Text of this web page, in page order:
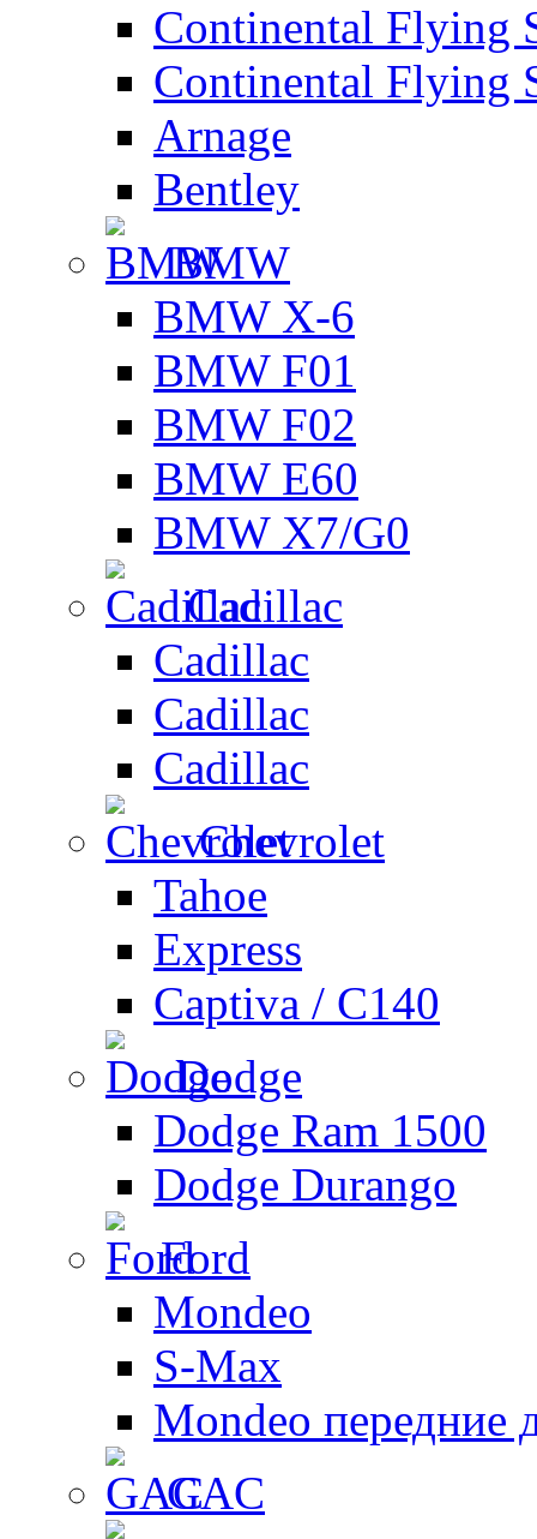
Continental Flying
Continental Flying
Arnage
Bentley
BMW
BMW X-6
BMW F01
BMW F02
BMW E60
BMW X7/G0
Cadillac
Cadillac
Cadillac
Cadillac
Chevrolet
Tahoe
Express
Captiva / C140
Dodge
Dodge Ram 1500
Dodge Durango
Ford
Mondeo
S-Max
Mondeo передние
GAC